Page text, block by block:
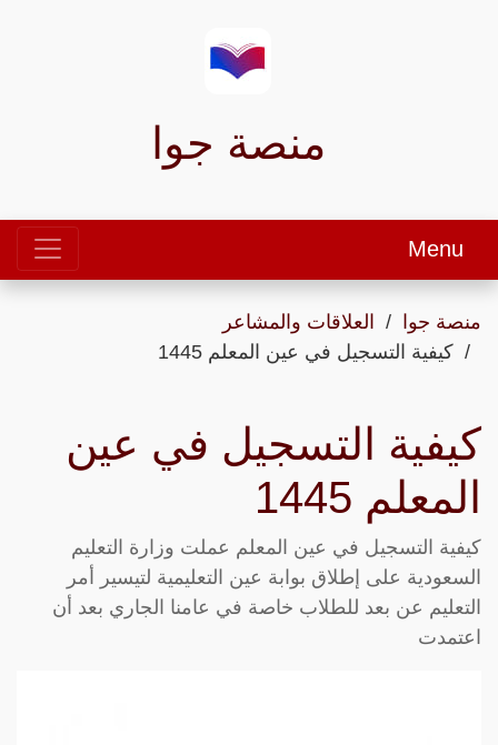
منصة جوا
Menu
منصة جوا
العلاقات والمشاعر
كيفية التسجيل في عين المعلم 1445
كيفية التسجيل في عين
المعلم 1445
كيفية التسجيل في عين المعلم عملت وزارة التعليم
السعودية على إطلاق بوابة عين التعليمية لتيسير أمر
التعليم عن بعد للطلاب خاصة في عامنا الجاري بعد أن
اعتمدت